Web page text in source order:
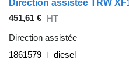
451,61 € HT
Direction assistée
1861579
diesel